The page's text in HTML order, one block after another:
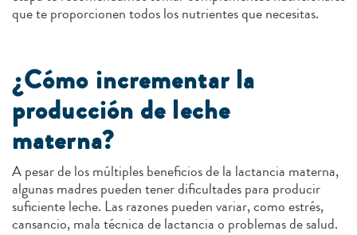
que te proporcionen todos los nutrientes que necesitas.
¿Cómo incrementar la
producción de leche
materna?
A pesar de los múltiples beneficios de la lactancia materna,
algunas madres pueden tener dificultades para producir
suficiente leche. Las razones pueden variar, como estrés,
cansancio, mala técnica de lactancia o problemas de salud.